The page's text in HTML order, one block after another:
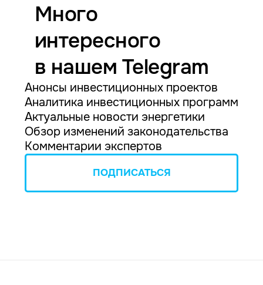
Много
интересного
в нашем Telegram
Анонсы инвестиционных проектов
Аналитика инвестиционных программ
Актуальные новости энергетики
Обзор изменений законодательства
Комментарии экспертов
ПОДПИСАТЬСЯ